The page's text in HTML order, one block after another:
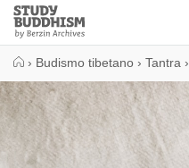
Close
Study
Buddhism
› Budismo tibetano › Tantra ›